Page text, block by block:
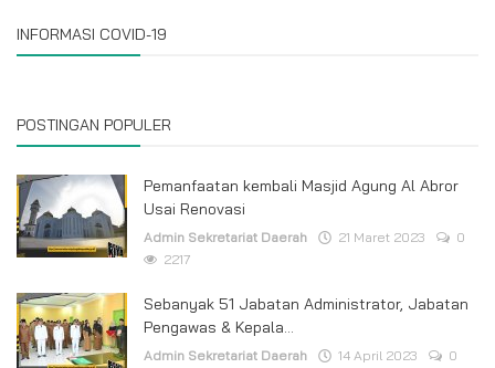
INFORMASI COVID-19
POSTINGAN POPULER
Pemanfaatan kembali Masjid Agung Al Abror
Usai Renovasi
Admin Sekretariat Daerah 21 Maret 2023
0
2217
Sebanyak 51 Jabatan Administrator, Jabatan
Pengawas & Kepala...
Admin Sekretariat Daerah 14 April 2023
0